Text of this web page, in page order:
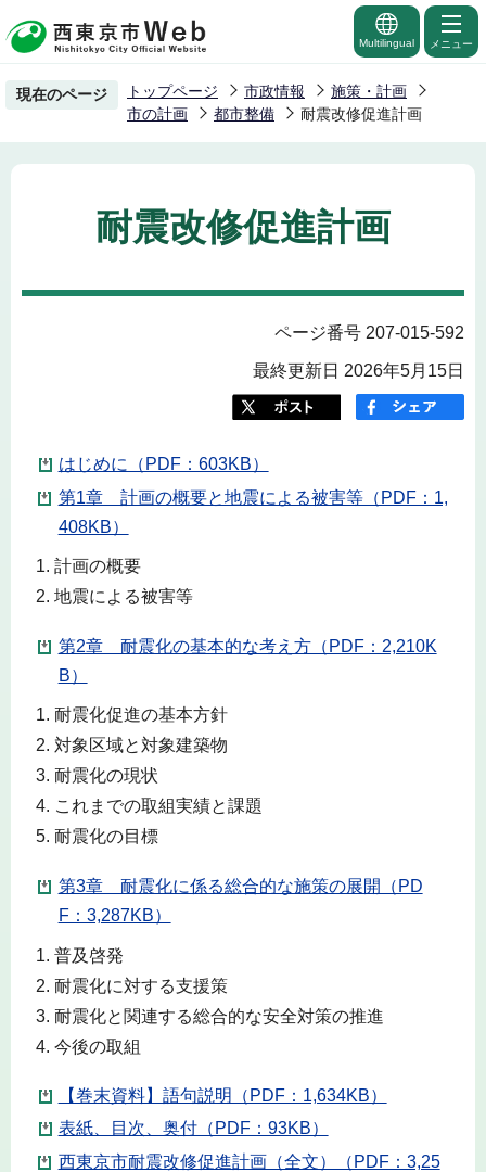
の
ー
Multilingual メニュー
現在のページ トップページ 市政情報
施策・計画
市の計画
都市整備 耐震改修促進計画
耐震改修促進計画
ページ番号 207-015-592
最終更新日 2026年5月15日
はじめに（PDF：603KB）
第1章 計画の概要と地震による被害等（PDF：1,
408KB）
計画の概要
地震による被害等
第2章 耐震化の基本的な考え方（PDF：2,210K
B）
耐震化促進の基本方針
対象区域と対象建築物
耐震化の現状
これまでの取組実績と課題
耐震化の目標
第3章 耐震化に係る総合的な施策の展開（PD
F：3,287KB）
普及啓発
耐震化に対する支援策
耐震化と関連する総合的な安全対策の推進
今後の取組
【巻末資料】語句説明（PDF：1,634KB）
表紙、目次、奥付（PDF：93KB）
西東京市耐震改修促進計画（全文）（PDF：3,25